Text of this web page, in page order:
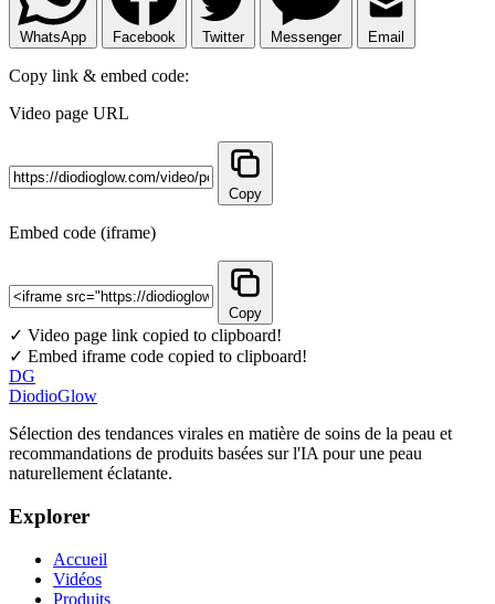
WhatsApp Facebook Twitter Messenger Email
Copy link & embed code:
Video page URL
Copy
Embed code (iframe)
Copy
✓ Video page link copied to clipboard!
✓ Embed iframe code copied to clipboard!
DG
DiodioGlow
Sélection des tendances virales en matière de soins de la peau et
recommandations de produits basées sur l'IA pour une peau
naturellement éclatante.
Explorer
Accueil
Vidéos
Produits